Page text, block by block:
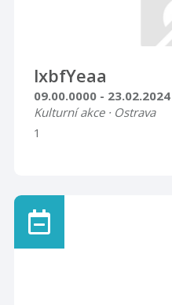
lxbfYeaa
09.00.0000 - 23.02.2024
Kulturní akce · Ostrava
1